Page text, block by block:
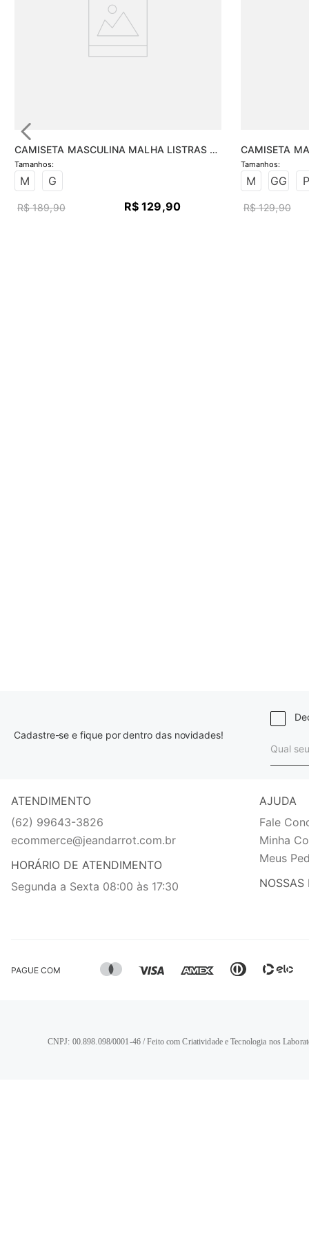
CAMISETA MASCULINA MALHA LISTRAS
MANGA
M G
R$ 189,90 R$ 129,90
CAMISETA
CARECA
M GG P
R$ 129,90
Cadastre-se e fique por dentro das novidades!
ATENDIMENTO
(62) 99643-3826
ecommerce@jeandarrot.com.br
HORÁRIO DE ATENDIMENTO
Segunda a Sexta 08:00 às 17:30
AJUDA
Fale
Minha
Meus
NOSSAS
PAGUE COM
CNPJ: 00.898.098/0001-46 / Feito com Criatividade e Tecnologia nos